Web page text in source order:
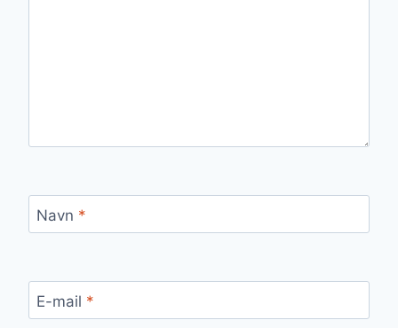
Navn *
E-mail *